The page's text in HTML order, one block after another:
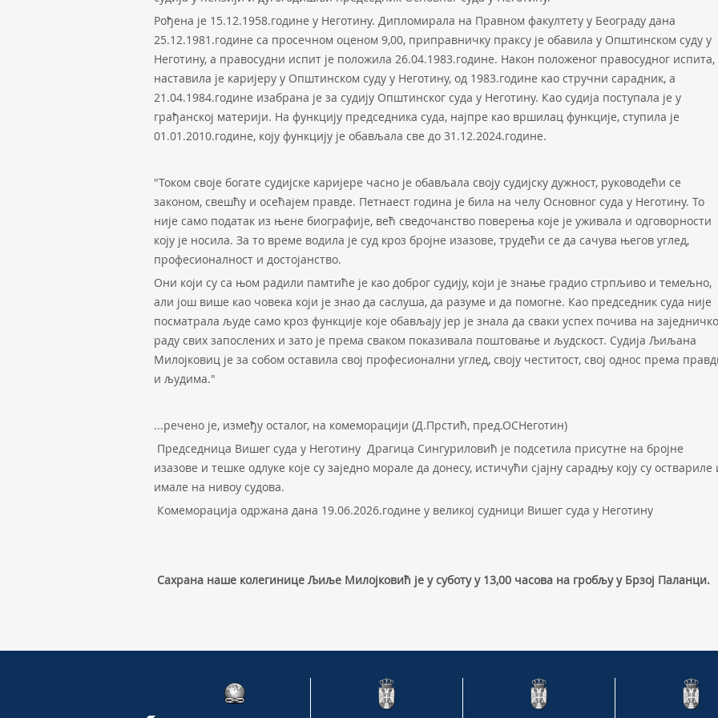
Рођена је 15.12.1958.године у Неготину. Дипломирала на Правном факултету у Београду дана
25.12.1981.године са просечном оценом 9,00, приправничку праксу је обавила у Општинском суду у
Неготину, а правосудни испит је положила 26.04.1983.године. Након положеног правосудног испита,
наставила је каријеру у Општинском суду у Неготину, од 1983.године као стручни сарадник, а
21.04.1984.године изабрана је за судију Општинског суда у Неготину. Као судија поступала је у
грађанској материји. На функцију председника суда, најпре као вршилац функције, ступила је
01.01.2010.године, коју функцију је обављала све до 31.12.2024.године.
"Током своје богате судијске каријере часно је обављала своју судијску дужност, руководећи се
законом, свешћу и осећајем правде. Петнаест година је била на челу Основног суда у Неготину. То
није само податак из њене биографије, већ сведочанство поверења које је уживала и одговорности
коју је носила. За то време водила је суд кроз бројне изазове, трудећи се да сачува његов углед,
професионалност и достојанство.
Они који су са њом радили памтиће је као доброг судију, који је знање градио стрпљиво и темељно,
али још више као човека који је знао да саслуша, да разуме и да помогне. Као председник суда није
посматрала људе само кроз функције које обављају јер је знала да сваки успех почива на
раду свих запослених и зато је према сваком показивала поштовање и људскост. Судија Љиљана
Милојковиц је за собом оставила свој професионални углед, своју честитост, свој однос према
и људима."
...речено је, између осталог, на комеморацији (Д.Прстић, пред.ОСНеготин)
Председница Вишег суда у Неготину Драгица Сингуриловић је подсетила присутне на бројне
изазове и тешке одлуке које су заједно морале да донесу, истичући сјајну сарадњу коју су оствариле
имале на нивоу судова.
Комеморација одржана дана 19.06.2026.године у великој судници Вишег суда у Неготину
Сахрана наше колегинице Љиље Милојковић је у суботу у 13,00 часова на гробљу у Брзој Паланци.